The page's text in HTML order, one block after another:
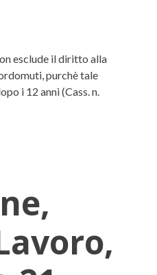
esclude il diritto alla
purchè tale
i 12 anni (Cass. n.